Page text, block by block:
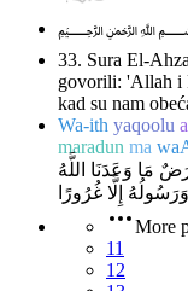
33. Sura El-
govorili: 'Allah i
kad su nam
Wa-ith yaqoolu
maradun ma
مَا وَعَدَنَا اللَّهُ
وَرَسُولُهُ إِلَّا غُرُورًا
More
11
12